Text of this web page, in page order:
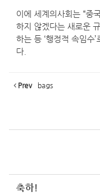
이에 세계의사회는 “중
하지 않겠다는 새로운
하는 등 ‘행정적 속임수
다.
Prev bags
축하!